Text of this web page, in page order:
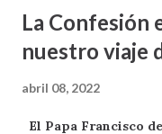
La Confesión
nuestro viaje
abril 08, 2022
El Papa Francisco